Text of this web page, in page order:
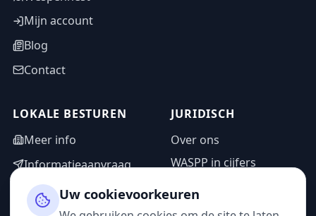
Mijn account
Blog
Contact
LOKALE BESTUREN
Meer info
Informatieaanvraag
Adminzone
JURIDISCH
Over ons
WASPP in cijfers
Privacybeleid
Uw cookievoorkeuren